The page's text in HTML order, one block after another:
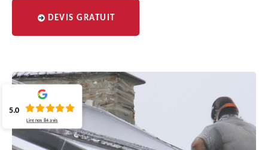
DEVIS GRATUIT
5.0
Lire nos84 avis